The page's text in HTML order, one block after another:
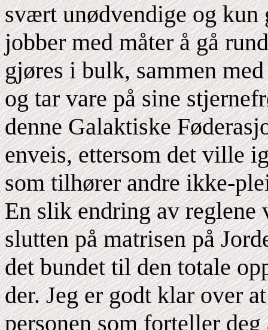
svært unødvendige og
jobber med måter å gå
gjøres i bulk, sammen
og tar vare på sine
denne Galaktiske
enveis, ettersom det ville
som tilhører andre ikke-
En slik endring av
slutten på matrisen på
det bundet til den totale
der. Jeg er godt klar over
personen som forteller